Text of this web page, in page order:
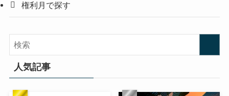
権利月で探す
人気記事